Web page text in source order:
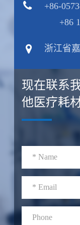
+86-
+86
浙江省
现在联系
他医疗耗